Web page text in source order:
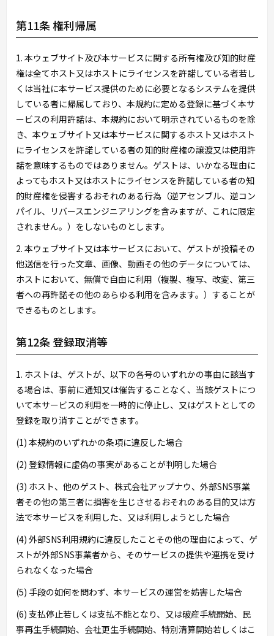
第11条 権利帰属
1. 本ウェブサイト及び本サービスに関する所有権及び知的財産
権は全てホスト又はホストにライセンスを許諾している者若し
くは当社に本サービス提供のために必要となるシステムを提供
している者に帰属しており、本規約に定める登録に基づく本サ
ービスの利用許諾は、本規約において明示されているものを除
き、本ウェブサイト又は本サービスに関するホスト又はホスト
にライセンスを許諾している者の知的財産権の譲渡又は使用許
諾を意味するものではありません。ゲストは、いかなる理由に
よってもホスト又はホストにライセンスを許諾している者の知
的財産権を侵害するおそれのある行為（逆アセンブル、逆コン
パイル、リバースエンジニアリングを含みますが、これに限定
されません。）をしないものとします。
2. 本ウェブサイト又は本サービスにおいて、ゲストが投稿その
他送信を行った文章、画像、動画その他のデータについては、
ホストにおいて、無償で自由に利用（複製、複写、改変、第三
者への再許諾その他のあらゆる利用を含みます。）することが
できるものとします。
第12条 登録取消等
1. ホストは、ゲストが、以下の各号のいずれかの事由に該当す
る場合は、事前に通知又は催告することなく、当該ゲストにつ
いて本サービスの利用を一時的に停止し、又はゲストとしての
登録を取り消すことができます。
(1) 本規約のいずれかの条項に違反した場合
(2) 登録情報に虚偽の事実があることが判明した場合
(3) ホスト、他のゲスト、株式会社アップナウ、外部SNS事業
者その他の第三者に損害を生じさせるおそれのある目的又は方
法で本サービスを利用した、又は利用しようとした場合
(4) 外部SNS利用規約に違反したことその他の理由によって、ゲ
ストが外部SNS事業者から、そのサービスの提供や連携を受け
られなくなった場合
(5) 手段の如何を問わず、本サービスの運営を妨害した場合
(6) 支払停止若しくは支払不能となり、又は破産手続開始、民
事再生手続開始、会社更生手続開始、特別清算開始若しくはこ